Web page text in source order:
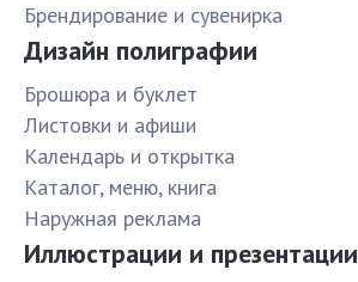
Брендирование и сувенирка
Дизайн полиграфии
Брошюра и буклет
Листовки и афиши
Календарь и открытка
Каталог, меню, книга
Наружная реклама
Иллюстрации и презентации